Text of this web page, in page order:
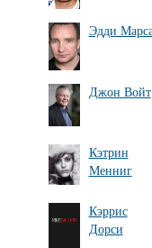
Эдди
Джон Войт
Кэтрин
Менниг
Кэррис
Дорси